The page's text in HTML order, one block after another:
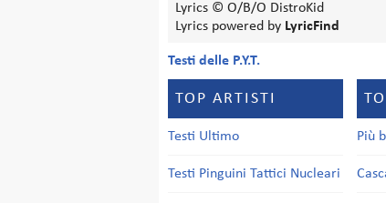
Lyrics © O/B/O DistroKid
Lyrics powered by LyricFind
Testi delle P.Y.T.
TOP ARTISTI
Testi Ultimo
Testi Pinguini Tattici Nucleari
Più